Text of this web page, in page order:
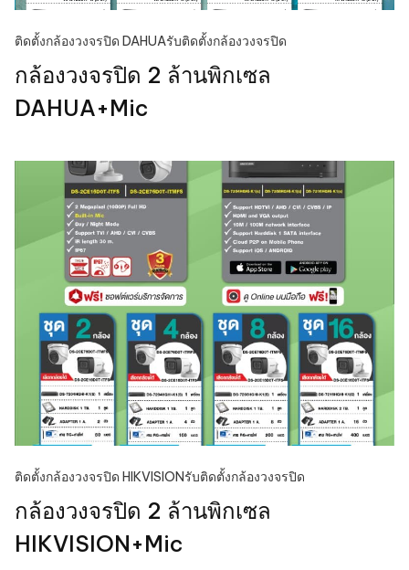
ติดตั้งกล้องวงจรปิด DAHUAรับติดตั้งกล้องวงจรปิด
กล้องวงจรปิด 2 ล้านพิกเซล
DAHUA+Mic
ติดตั้งกล้องวงจรปิด HIKVISIONรับติดตั้งกล้องวงจรปิด
กล้องวงจรปิด 2 ล้านพิกเซล
HIKVISION+Mic